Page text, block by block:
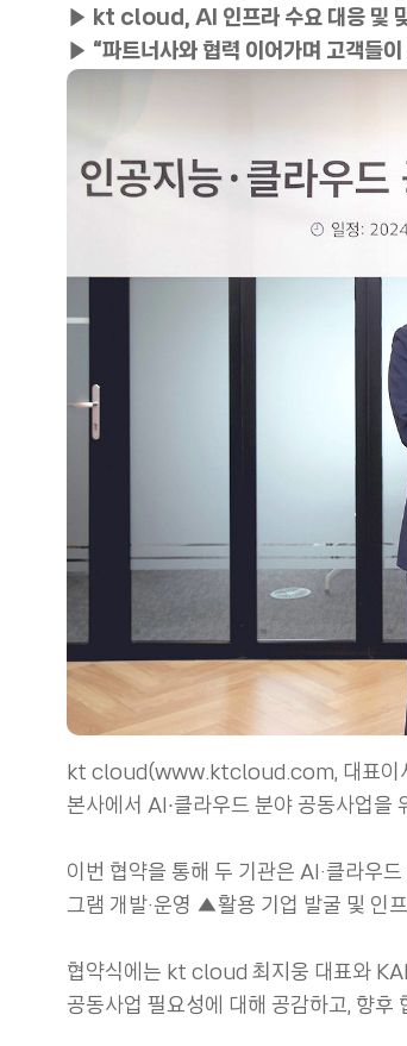
▶ kt cloud, AI 인프라 수요 대응 및 맞
▶ “파트너사와 협력 이어가며 고객들
kt cloud(www.ktcloud.com, 대표이사
본사에서 AI∙클라우드 분야 공동사업
이번 협약을 통해 두 기관은 AI·클라우
그램 개발·운영 ▲활용 기업 발굴 및 인
협약식에는 kt cloud 최지웅 대표와
공동사업 필요성에 대해 공감하고, 향후